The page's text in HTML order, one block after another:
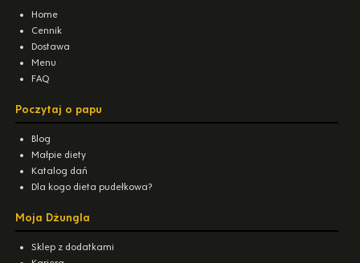
Home
Cennik
Dostawa
Menu
FAQ
Poczytaj o papu
Blog
Małpie diety
Katalog dań
Dla kogo dieta pudełkowa?
Moja Dżungla
Sklep z dodatkami